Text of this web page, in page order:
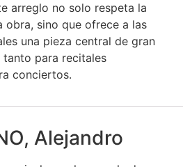
arreglo no solo respeta la
obra, sino que ofrece a las
una pieza central de gran
para recitales
conciertos.
Alejandro